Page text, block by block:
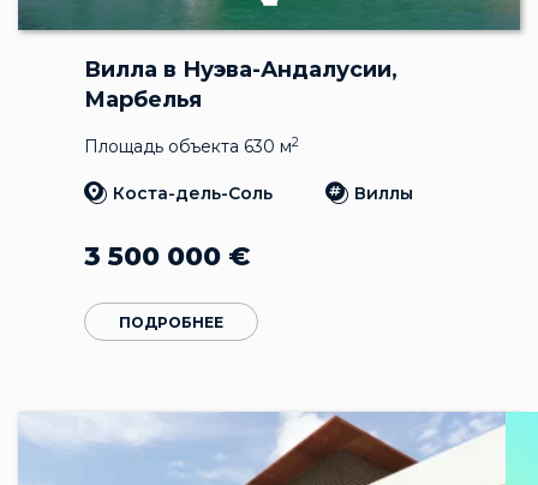
Вилла в Нуэва-Андалусии,
Марбелья
Площадь объекта 630 м2
Коста-дель-Соль Виллы
3 500 000 €
ПОДРОБНЕЕ